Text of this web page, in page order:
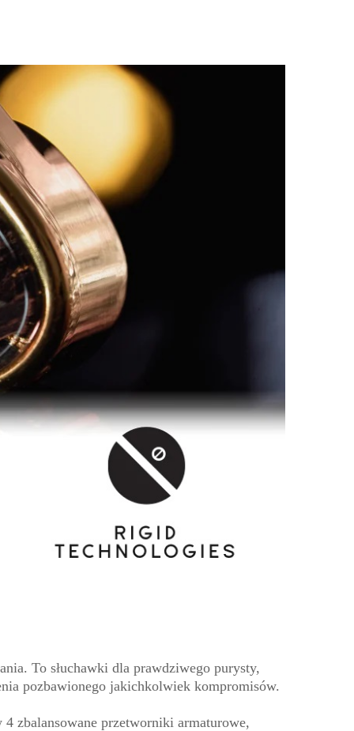
To słuchawki dla prawdziwego purysty,
pozbawionego jakichkolwiek kompromisów.
4 zbalansowane przetworniki armaturowe,